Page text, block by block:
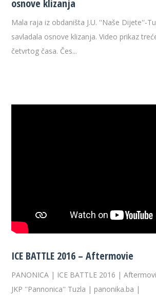
osnove klizanja
Mala raja iz obdaništa J.U. ''Naše Dijete''-
savladala osnove klizanja. Video prikaz
četvrtog časa. Čes...
ICE BATTLE 2016 – Aftermovie
PANONICA | ICE BATTLE 2016 |
JKP ''Pannonica'' Tuzla | panonika.ba |